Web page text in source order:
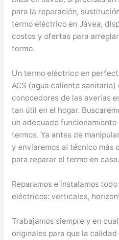
para la reparación,
termo eléctrico en Jávea,
costos y ofertas para
termo.
Un termo eléctrico en
ACS (agua caliente sanitaria)
conocedores de las averías
tan útil en el hogar.
un adecuado
termos. Ya antes de
y enviaremos al técnico más
para reparar el termo en casa.
Reparamos e instalamos
eléctricos: verticales,
Trabajamos siempre y en
originales para que la